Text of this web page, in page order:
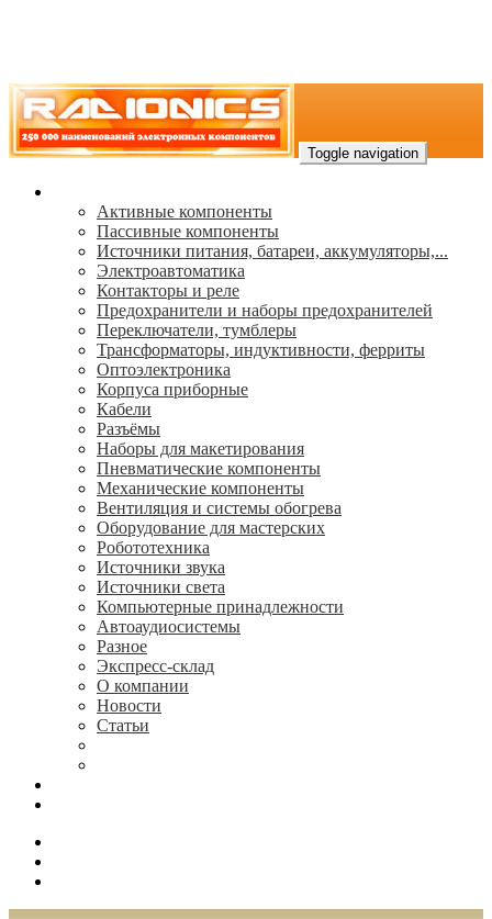
Toggle navigation
Активные компоненты
Пассивные компоненты
Источники питания, батареи, аккумуляторы,...
Электроавтоматика
Контакторы и реле
Предохранители и наборы предохранителей
Переключатели, тумблеры
Трансформаторы, индуктивности, ферриты
Oптоэлектроника
Корпуса приборные
Кабели
Разъёмы
Наборы для макетирования
Пневматические компоненты
Механические компоненты
Вентиляция и системы обогрева
Оборудование для мастерских
Робототехника
Источники звука
Источники света
Компьютерные принадлежности
Автоаудиосистемы
Разное
Экспресс-склад
О компании
Новости
Статьи